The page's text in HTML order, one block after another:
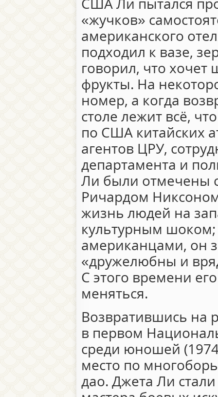
«жучков»
американского
подходил к вазе,
говорил, что
фрукты. На
номер, а когда
столе лежит всё,
по США китайских
агентов ЦРУ,
департамента и
Ли были отмечены
Ричардом
жизнь людей на
культурным
американцами, он
«дружелюбны и
С этого времени
меняться.
Возвратившись на
в первом
среди юношей
место по
дао. Джета Ли